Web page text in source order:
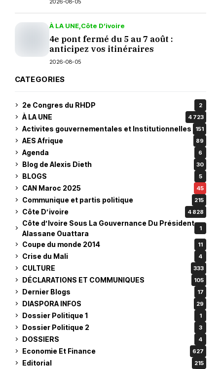
2026-08-05
À LA UNE Côte D’ivoire
4e pont fermé du 5 au 7 août :
anticipez vos itinéraires
2026-08-05
CATEGORIES
2e Congres du RHDP 2
À LA UNE 4 723
Activites gouvernementales et Institutionnelles 151
AES Afrique 89
Agenda 6
Blog de Alexis Dieth 30
BLOGS 5
CAN Maroc 2025 45
Communique et partis politique 215
Côte D’ivoire 4 828
Côte d’Ivoire Sous La Gouvernance Du Président
Alassane Ouattara
1
Coupe du monde 2014 11
Crise du Mali 4
CULTURE 333
DÉCLARATIONS ET COMMUNIQUES 105
Dernier Blogs 17
DIASPORA INFOS 29
Dossier Politique 1 1
Dossier Politique 2 3
DOSSIERS 4
Economie Et Finance 627
Editorial 215